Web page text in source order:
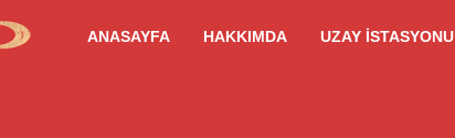
ANASAYFA HAKKIMDA UZAY İSTASYONU